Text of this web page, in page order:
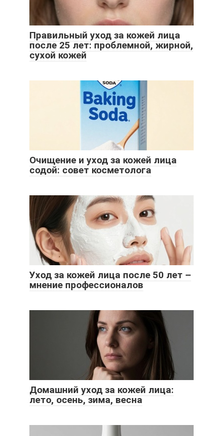
Правильный уход за кожей лица
после 25 лет: проблемной, жирной,
сухой кожей
Очищение и уход за кожей лица
содой: совет косметолога
Уход за кожей лица после 50 лет –
мнение профессионалов
Домашний уход за кожей лица:
лето, осень, зима, весна